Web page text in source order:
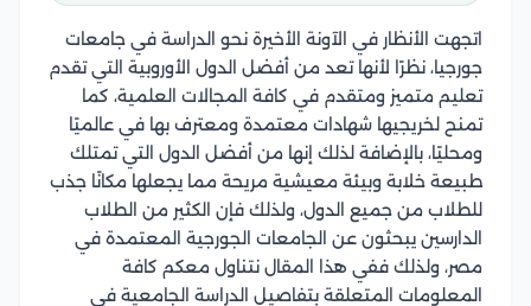
اتجهت الأنظار في الآونة الأخيرة نحو الدراسة في جامعات
جورجيا، نظرًا لأنها تعد من أفضل الدول الأوروبية التي تقدم
تعليم متميز ومتقدم في كافة المجالات العلمية، كما
تمنح لخريجيها شهادات معتمدة ومعترف بها في عالميًا
ومحليًا، بالإضافة لذلك إنها من أفضل الدول التي تمتلك
طبيعة خلابة وبيئة معيشية مريحة مما يجعلها مكانًا جذب
للطلاب من جميع الدول، ولذلك فإن الكثير من الطلاب
الدارسين يبحثون عن الجامعات الجورجية المعتمدة في
مصر، ولذلك ففي هذا المقال نتناول معكم كافة
المعلومات المتعلقة بتفاصيل الدراسة الجامعية في